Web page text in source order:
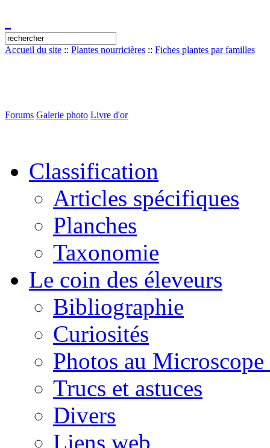
Accueil du site :: Plantes nourricières :: Fiches plantes par familles
Forums Galerie photo Livre d'or
Classification
Articles spécifiques
Planches
Taxonomie
Le coin des éleveurs
Bibliographie
Curiosités
Photos au
Trucs et astuces
Divers
Liens web